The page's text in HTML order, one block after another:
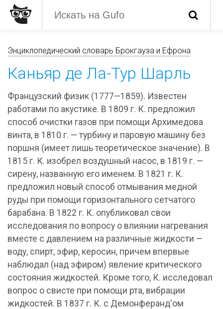
Энциклопедический словарь Брокгауза и Ефрона
Каньяр де Ла-Тур Шарль
Французский физик (1777—1859). Известен
работами по акустике. В 1809 г. К. предложил
способ очистки газов при помощи Архимедова
винта, в 1810 г. — турбину и паровую машину без
поршня (имеет лишь теоретическое значение). В
1815 г. К. изобрел воздушный насос, в 1819 г. —
сирену, названную его именем. В 1821 г. К.
предложил новый способ отмывания медной
руды при помощи горизонтального сетчатого
барабана. В 1822 г. К. опубликовал свои
исследования по вопросу о влиянии нагревания
вместе с давлением на различные жидкости —
воду, спирт, эфир, керосин, причем впервые
наблюдал (над эфиром) явление критического
состояния жидкостей. Кроме того, К. исследовал
вопрос о свисте при помощи рта, вибрации
жидкостей. В 1837 г. К. с Демонферанд'ом